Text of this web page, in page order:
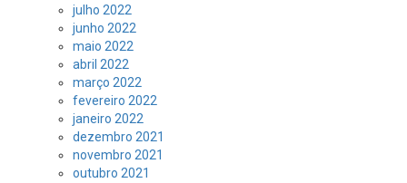
julho 2022
junho 2022
maio 2022
abril 2022
março 2022
fevereiro 2022
janeiro 2022
dezembro 2021
novembro 2021
outubro 2021